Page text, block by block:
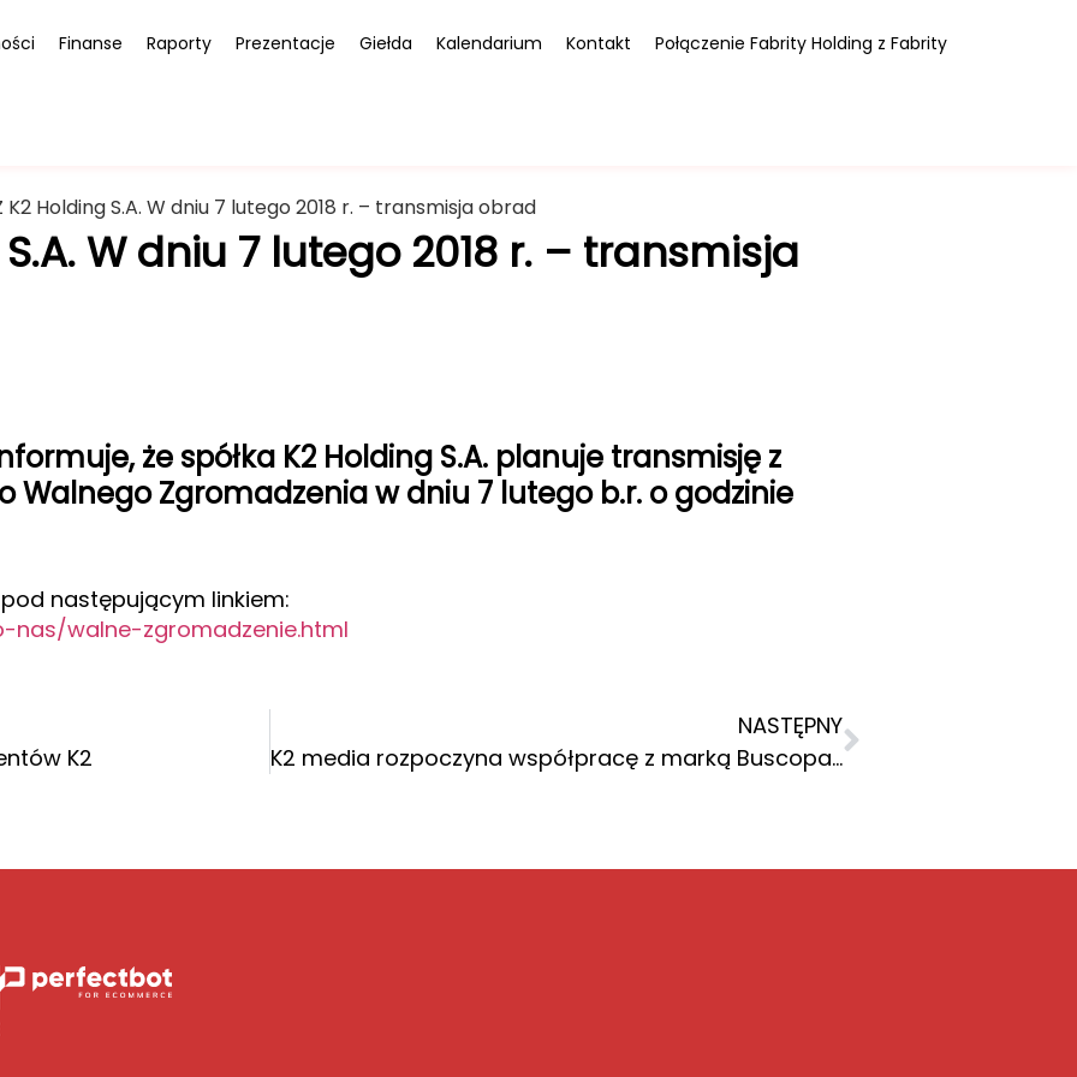
Finanse Raporty Prezentacje Giełda Kalendarium Kontakt Połączenie Fabrity Holding z Fabrity
K2 Holding S.A. W dniu 7 lutego 2018 r. – transmisja obrad
W dniu 7 lutego 2018 r. – transmisja
że spółka K2 Holding S.A. planuje transmisję z
Walnego Zgromadzenia w dniu 7 lutego b.r. o godzinie
następującym linkiem:
walne-zgromadzenie.html
K2
NASTĘPNY
K2 media rozpoczyna współpracę z marką Buscopan